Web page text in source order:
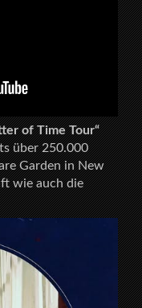
of Time Tour“
über 250.000
Garden in New
wie auch die